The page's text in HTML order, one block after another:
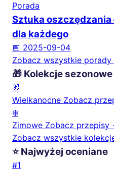
Porada
Sztuka
dla każdego
📅 2025-09-04
Zobacz wszystkie
🎁 Kolekcje sezonowe
🐰
Wielkanocne Zobacz
❄️
Zimowe Zobacz przepisy
Zobacz wszystkie
⭐ Najwyżej oceniane
#1